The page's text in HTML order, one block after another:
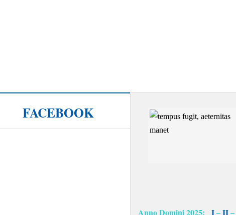
Anno Domini 2025: I–II–
FACEBOOK